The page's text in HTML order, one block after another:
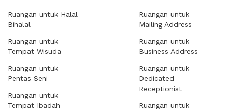
Ruangan untuk Halal
Bihalal
Ruangan untuk
Tempat Wisuda
Ruangan untuk
Pentas Seni
Ruangan untuk
Tempat Ibadah
Ruangan untuk
Mailing Address
Ruangan untuk
Business Address
Ruangan untuk
Dedicated
Receptionist
Ruangan untuk